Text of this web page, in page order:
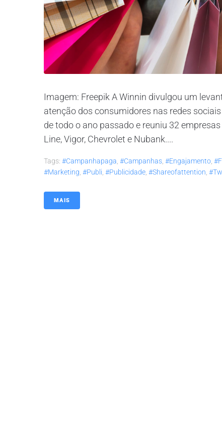
Imagem: Freepik A Winnin divulgou um
atenção dos consumidores nas redes
de todo o ano passado e reuniu 32
Line, Vigor, Chevrolet e Nubank....
Tags: #campanhapaga #campanhas #engajamento
#marketing #publi #publicidade #shareofattention
MAIS